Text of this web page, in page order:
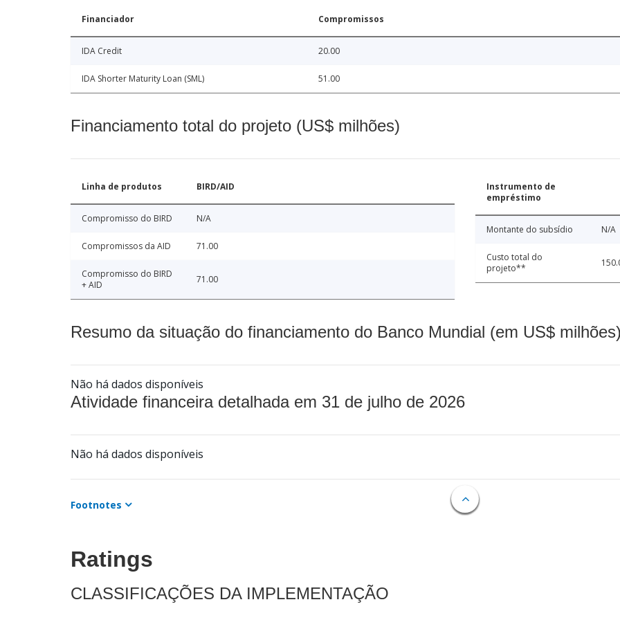
Financiador Compromissos
IDA Credit 20.00
IDA Shorter Maturity Loan (SML) 51.00
Financiamento total do projeto (US$ milhões)
Linha de produtos BIRD/AID
Compromisso do BIRD N/A
Compromissos da AID 71.00
Compromisso do BIRD
+ AID
71.00
Instrumento de
empréstimo
Montante do subsídio N/A
Custo total do
projeto**
Resumo da situação do financiamento do Banco Mundial (em US$
Não há dados disponíveis
Atividade financeira detalhada em 31 de julho de 2026
Não há dados disponíveis
Footnotes
Ratings
CLASSIFICAÇÕES DA IMPLEMENTAÇÃO